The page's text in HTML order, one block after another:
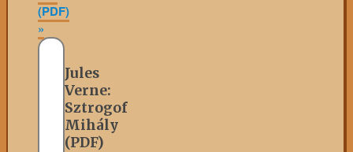
(PDF)
»
Jules
Verne:
Sztrogof
Mihály
(PDF)